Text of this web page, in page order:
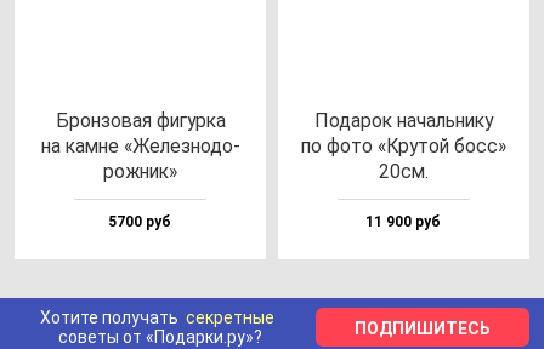
Брон­зо­вая фи­гур­ка
на кам­не «Желез­но­до­
рож­ник»
5700 руб
Пода­рок на­чаль­ни­ку
по фо­то «Кру­той босс»
20см.
11 900 руб
Хотите получать секретные
советы от «Подарки.ру»?
ПОДПИШИТЕСЬ